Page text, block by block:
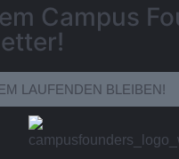
Campus
LAUFENDEN BLEIBEN!